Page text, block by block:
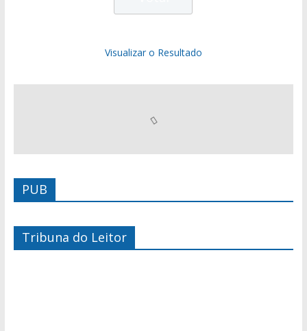
Visualizar o Resultado
PUB
Tribuna do Leitor